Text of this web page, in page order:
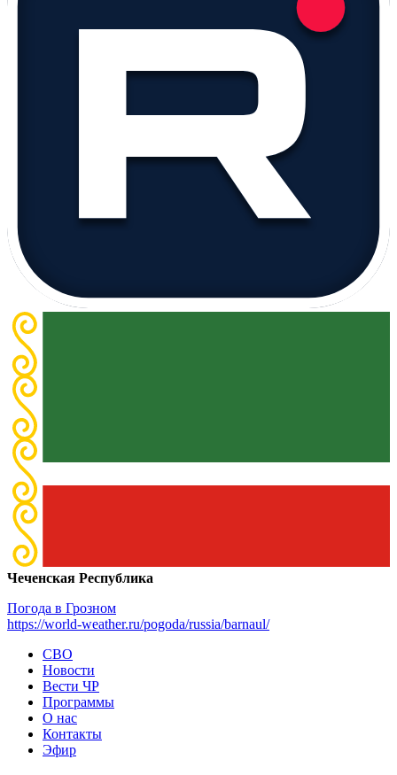
Чеченская Республика
Погода в Грозном
https://world-weather.ru/pogoda/russia/barnaul/
СВО
Новости
Вести ЧР
Программы
О нас
Контакты
Эфир